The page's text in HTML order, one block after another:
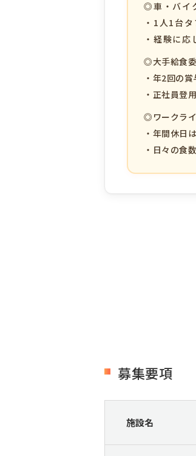
◎車・バイ
・1人1台
・経験に
◎大手給食
・年2回の
・正社員登
◎ワークライ
・年間休日
・日々の食
募集要項
施設名